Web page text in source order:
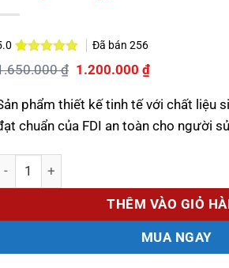
5.0 trên 5
dựa trên
2
Đã bán 256
₫ Giá
là:
1.650.000 ₫.
1.200.000₫Giá
tại
là:
1.200.000 ₫.
phẩm thiết kế tinh tế với chất liệu
chuẩn của FDI an toàn cho người
lượng
THÊM VÀO GIỎ
MUA NGAY